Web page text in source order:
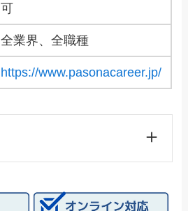
可
全業界、全職種
https://www.pasonacareer.jp/